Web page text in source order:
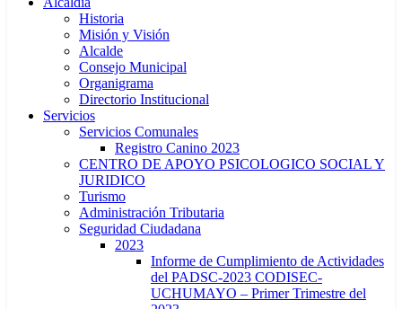
Historia
Misión y Visión
Alcalde
Consejo Municipal
Organigrama
Directorio Institucional
Servicios
Servicios Comunales
Registro Canino 2023
CENTRO DE APOYO PSICOLOGICO SOCIAL Y
JURIDICO
Turismo
Administración Tributaria
Seguridad Ciudadana
2023
Informe de Cumplimiento de Actividades
del PADSC-2023 CODISEC-
UCHUMAYO – Primer Trimestre del